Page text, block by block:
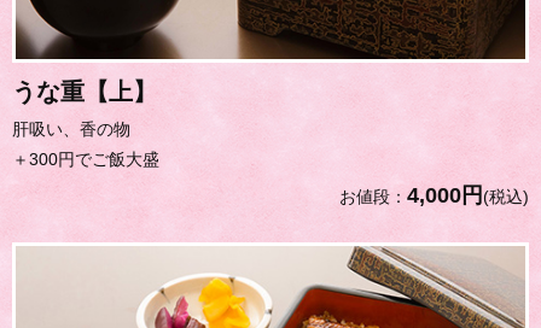
うな重【上】
肝吸い、香の物
＋300円でご飯大盛
お値段： 4,000円(税込)